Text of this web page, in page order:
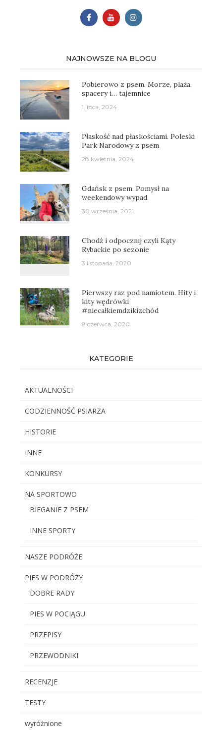
NAJNOWSZE NA BLOGU
Pobierowo z psem. Morze, plaża,
spacery i… tajemnice
1 lipca, 2024
Płaskość nad płaskościami. Poleski
Park Narodowy z psem
28 kwietnia, 2024
Gdańsk z psem. Pomysł na
weekendowy wypad
30 września, 2021
Chodź i odpocznij czyli Kąty
Rybackie po sezonie
3 listopada, 2020
Pierwszy raz pod namiotem. Hity i
kity wędrówki
#niecałkiemdzikizchód
8 czerwca, 2020
KATEGORIE
AKTUALNOŚCI
CODZIENNOŚĆ PSIARZA
HISTORIE
INNE
KONKURSY
NA SPORTOWO
BIEGANIE Z PSEM
INNE SPORTY
NASZE PODRÓŻE
PIES W PODRÓŻY
DOBRE RADY
PIES W POCIĄGU
PRZEPISY
PRZEWODNIKI
RECENZJE
TESTY
wyróżnione